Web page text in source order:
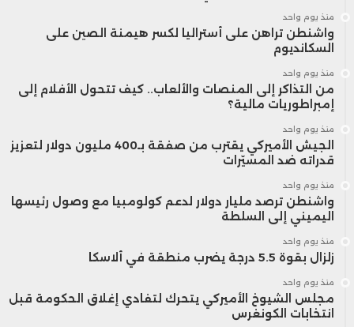
منذ يوم واحد
واشنطن تراهن على أستراليا لكسر هيمنة الصين على
السكانديوم
منذ يوم واحد
من التذاكر إلى المنصات والألعاب.. كيف تتحول الأفلام إلى
إمبراطوريات مالية؟
منذ يوم واحد
الجيش الأميركي يقترب من صفقة بـ400 مليون دولار لتعزيز
قدراته ضد المسيّرات
منذ يوم واحد
واشنطن ترصد مليار دولار لدعم كولومبيا مع وصول رئيسها
اليميني إلى السلطة
منذ يوم واحد
زلزال بقوة 5.5 درجة يضرب منطقة في ألاسكا
منذ يوم واحد
مجلس الشيوخ الأميركي يتحرك لتفادي إغلاق الحكومة قبل
انتخابات الكونغرس